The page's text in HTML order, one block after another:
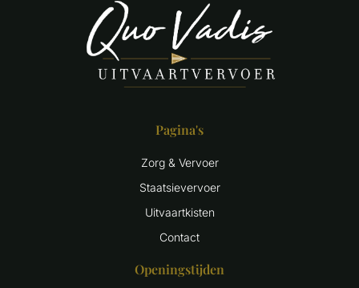
Pagina's
Zorg & Vervoer
Staatsievervoer
Uitvaartkisten
Contact
Openingstijden